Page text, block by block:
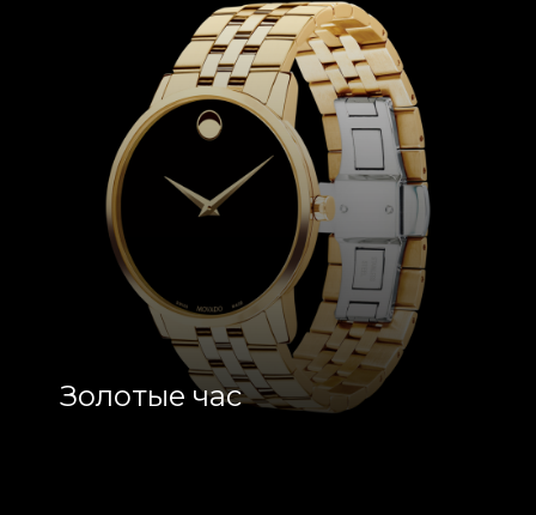
Золотые час